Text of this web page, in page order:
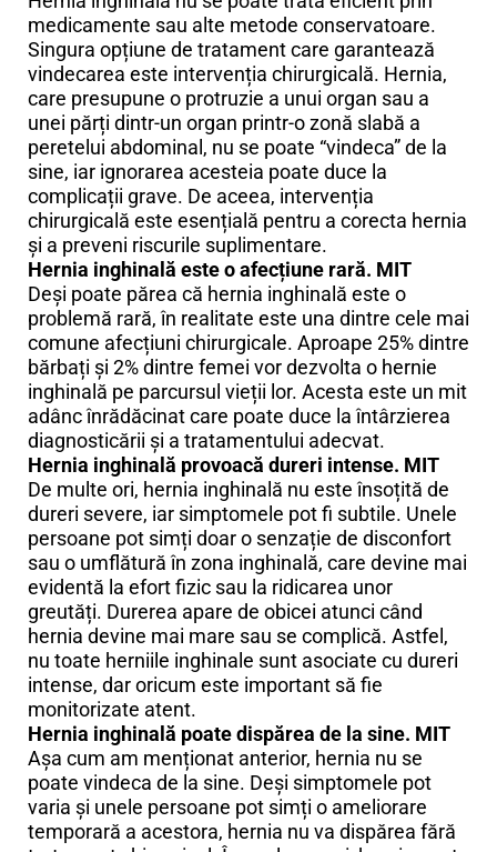
medicamente sau alte metode conservatoare.
Singura opțiune de tratament care garantează
vindecarea este intervenția chirurgicală. Hernia,
care presupune o protruzie a unui organ sau a
unei părți dintr-un organ printr-o zonă slabă a
peretelui abdominal, nu se poate “vindeca” de la
sine, iar ignorarea acesteia poate duce la
complicații grave. De aceea, intervenția
chirurgicală este esențială pentru a corecta hernia
și a preveni riscurile suplimentare.
Hernia inghinală este o afecțiune rară. MIT
Deși poate părea că hernia inghinală este o
problemă rară, în realitate este una dintre cele mai
comune afecțiuni chirurgicale. Aproape 25% dintre
bărbați și 2% dintre femei vor dezvolta o hernie
inghinală pe parcursul vieții lor. Acesta este un mit
adânc înrădăcinat care poate duce la întârzierea
diagnosticării și a tratamentului adecvat.
Hernia inghinală provoacă dureri intense. MIT
De multe ori, hernia inghinală nu este însoțită de
dureri severe, iar simptomele pot fi subtile. Unele
persoane pot simți doar o senzație de disconfort
sau o umflătură în zona inghinală, care devine mai
evidentă la efort fizic sau la ridicarea unor
greutăți. Durerea apare de obicei atunci când
hernia devine mai mare sau se complică. Astfel,
nu toate herniile inghinale sunt asociate cu dureri
intense, dar oricum este important să fie
monitorizate atent.
Hernia inghinală poate dispărea de la sine. MIT
Așa cum am menționat anterior, hernia nu se
poate vindeca de la sine. Deși simptomele pot
varia și unele persoane pot simți o ameliorare
temporară a acestora, hernia nu va dispărea fără